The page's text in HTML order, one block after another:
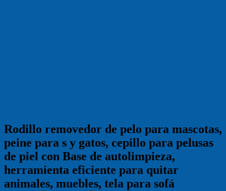
Rodillo removedor de pelo para mascotas,
peine para s y gatos, cepillo para pelusas
de piel con Base de autolimpieza,
herramienta eficiente para quitar
animales, muebles, tela para sofá